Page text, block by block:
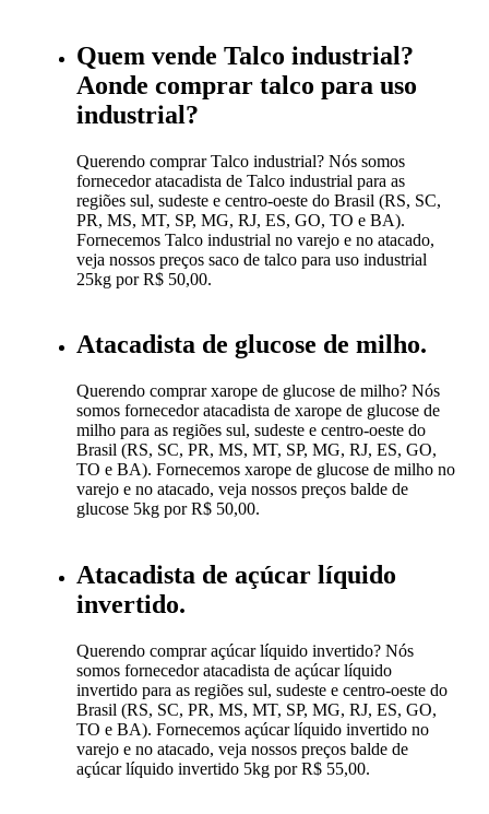
Quem vende Talco industrial?
Aonde comprar talco para uso
industrial?
Querendo comprar Talco industrial? Nós somos
fornecedor atacadista de Talco industrial para as
regiões sul, sudeste e centro-oeste do Brasil (RS, SC,
PR, MS, MT, SP, MG, RJ, ES, GO, TO e BA).
Fornecemos Talco industrial no varejo e no atacado,
veja nossos preços saco de talco para uso industrial
25kg por R$ 50,00.
Atacadista de glucose de milho.
Querendo comprar xarope de glucose de milho? Nós
somos fornecedor atacadista de xarope de glucose de
milho para as regiões sul, sudeste e centro-oeste do
Brasil (RS, SC, PR, MS, MT, SP, MG, RJ, ES, GO,
TO e BA). Fornecemos xarope de glucose de milho no
varejo e no atacado, veja nossos preços balde de
glucose 5kg por R$ 50,00.
Atacadista de açúcar líquido
invertido.
Querendo comprar açúcar líquido invertido? Nós
somos fornecedor atacadista de açúcar líquido
invertido para as regiões sul, sudeste e centro-oeste do
Brasil (RS, SC, PR, MS, MT, SP, MG, RJ, ES, GO,
TO e BA). Fornecemos açúcar líquido invertido no
varejo e no atacado, veja nossos preços balde de
açúcar líquido invertido 5kg por R$ 55,00.